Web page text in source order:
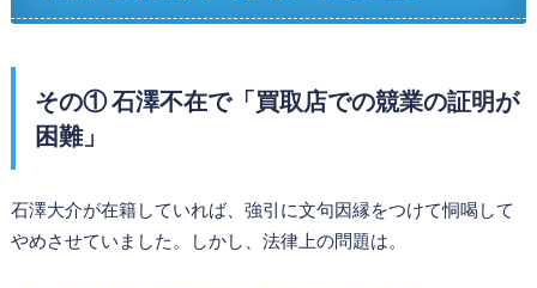
その① 石澤不在で「買取店での競業の証明が
困難」
石澤大介が在籍していれば、強引に文句因縁をつけて恫喝して
やめさせていました。しかし、法律上の問題は。